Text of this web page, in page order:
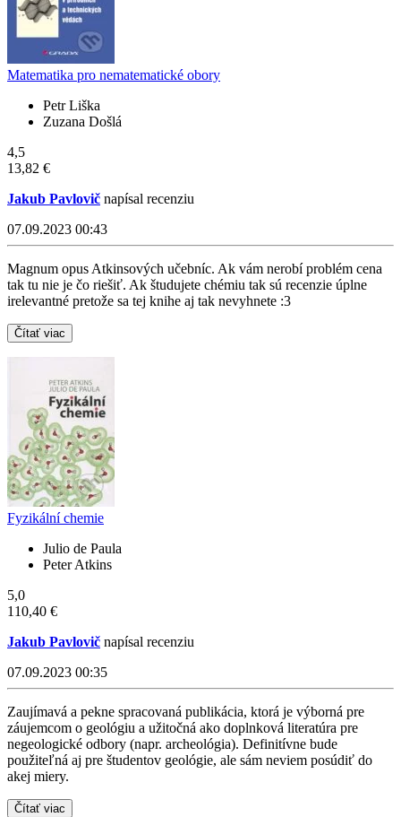
Matematika pro nematematické obory
Petr Liška
Zuzana Došlá
4,5
13,82 €
Jakub Pavlovič napísal recenziu
07.09.2023 00:43
Magnum opus Atkinsových učebníc. Ak vám nerobí problém cena
tak tu nie je čo riešiť. Ak študujete chémiu tak sú recenzie úplne
irelevantné pretože sa tej knihe aj tak nevyhnete :3
Čítať viac
Fyzikální chemie
Julio de Paula
Peter Atkins
5,0
110,40 €
Jakub Pavlovič napísal recenziu
07.09.2023 00:35
Zaujímavá a pekne spracovaná publikácia, ktorá je výborná pre
záujemcom o geológiu a užitočná ako doplnková literatúra pre
negeologické odbory (napr. archeológia). Definitívne bude
použiteľná aj pre študentov geológie, ale sám neviem posúdiť do
akej miery.
Čítať viac